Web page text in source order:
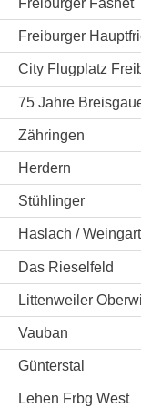
Freiburger Fasnet
Freiburger
City Flugplatz
75 Jahre
Zähringen
Herdern
Stühlinger
Haslach /
Das Rieselfeld
Littenweiler
Vauban
Günterstal
Lehen Frbg West